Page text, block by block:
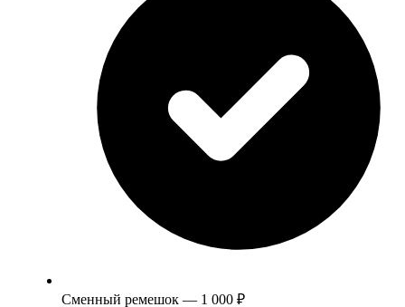
Сменный ремешок — 1 000 ₽